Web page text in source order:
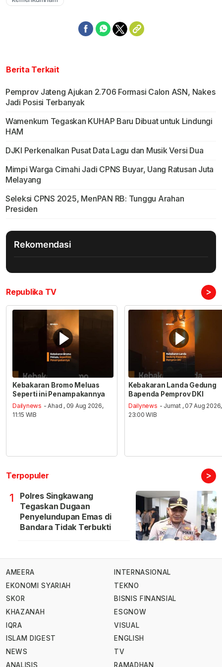
Berita Terkait
Pemprov Jateng Ajukan 2.706 Formasi Calon ASN, Nakes
Jadi Posisi Terbanyak
Wamenkum Tegaskan KUHAP Baru Dibuat untuk Lindungi
HAM
DJKI Perkenalkan Pusat Data Lagu dan Musik Versi Dua
Mimpi Warga Cimahi Jadi CPNS Buyar, Uang Ratusan Juta
Melayang
Seleksi CPNS 2025, MenPAN RB: Tunggu Arahan
Presiden
Rekomendasi
Republika TV >
Kebakaran Bromo Meluas
Seperti ini Penampakannya
Dailynews - Ahad , 09 Aug 2026,
11:15 WIB
Kebakaran Landa Gedung
Bapenda Pemprov DKI
Dailynews - Jumat , 07 Aug 2026,
23:00 WIB
Terpopuler >
1
Polres Singkawang
Tegaskan Dugaan
Penyelundupan Emas di
Bandara Tidak Terbukti
AMEERA
EKONOMI SYARIAH
SKOR
KHAZANAH
IQRA
ISLAM DIGEST
NEWS
ANALISIS
INTERNASIONAL
TEKNO
BISNIS FINANSIAL
ESGNOW
VISUAL
ENGLISH
TV
RAMADHAN